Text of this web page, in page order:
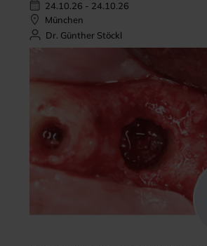
24.10.26 - 24.10.26
München
Dr. Günther Stöckl